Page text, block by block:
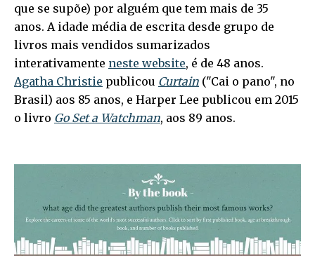
que se supõe) por alguém que tem mais de 35
anos. A idade média de escrita desde grupo de
livros mais vendidos sumarizados
interativamente neste website, é de 48 anos.
Agatha Christie publicou Curtain ("Cai o pano", no
Brasil) aos 85 anos, e Harper Lee publicou em 2015
o livro Go Set a Watchman, aos 89 anos.